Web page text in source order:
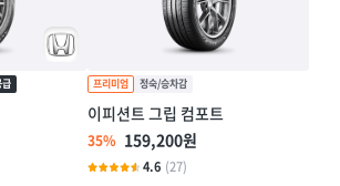
이피션트 그립 컴포트
35% 159,200원
4.6 (27)